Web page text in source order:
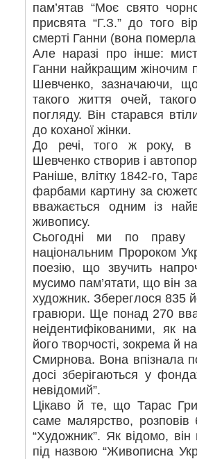
пам’ятав “Моє свято
присвята “Г.З.” до того
смерті Ганни (вона померла
Але наразі про інше:
Ганни найкращим жіночим
Шевченко, зазначаючи,
такого життя очей,
погляду. Він старався
до коханої жінки.
До речі, того ж року, в
Шевченко створив і
Раніше, влітку 1842-го,
фарбами картину за
вважається одним із
живопису.
Сьогодні ми по праву
національним Пророком
поезію, що звучить
мусимо пам’ятати, що він
художник. Збереглося 835
гравюри. Ще понад 270
неідентифікованими, як
його творчості, зокрема й
Смирнова. Вона впізнала
досі зберігаються у
невідомий”.
Цікаво й те, що Тарас
саме малярство, розповів
“Художник”. Як відомо,
під назвою “Живописна